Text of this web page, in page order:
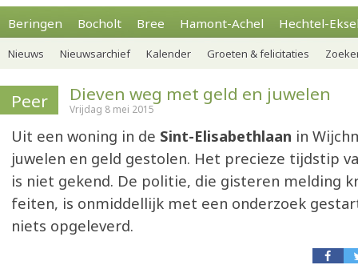
Beringen Bocholt Bree Hamont-Achel Hechtel-
Nieuws Nieuwsarchief Kalender Groeten & felicitaties
Peer Dieven weg met geld en juwelen
Vrijdag 8 mei 2015
Uit een woning in de Sint-Elisabethlaan in
juwelen en geld gestolen. Het precieze tijdstip
is niet gekend. De politie, die gisteren melding
feiten, is onmiddellijk met een onderzoek
niets opgeleverd.